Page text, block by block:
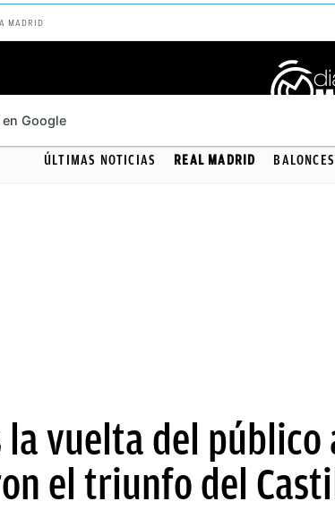
MADRID
ÚLTIMAS NOTICIAS REAL MADRID
la vuelta del
el triunfo del
en Google